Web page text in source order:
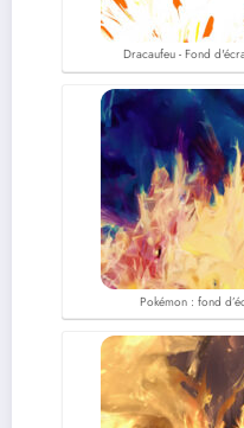
Dracaufeu - Fond
Pokémon : fond